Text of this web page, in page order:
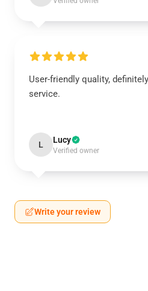
User-friendly quality,
service.
L Lucy
Verified owner
Write your review